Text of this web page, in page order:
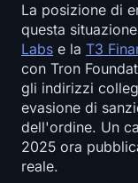
La posizione di
questa
Labs e la T3
con Tron
gli indirizzi
evasione di
dell'ordine. Un
2025 ora
reale.